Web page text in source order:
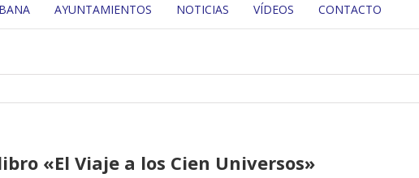
AYUNTAMIENTOS NOTICIAS VÍDEOS CONTACTO
«El Viaje a los Cien Universos»